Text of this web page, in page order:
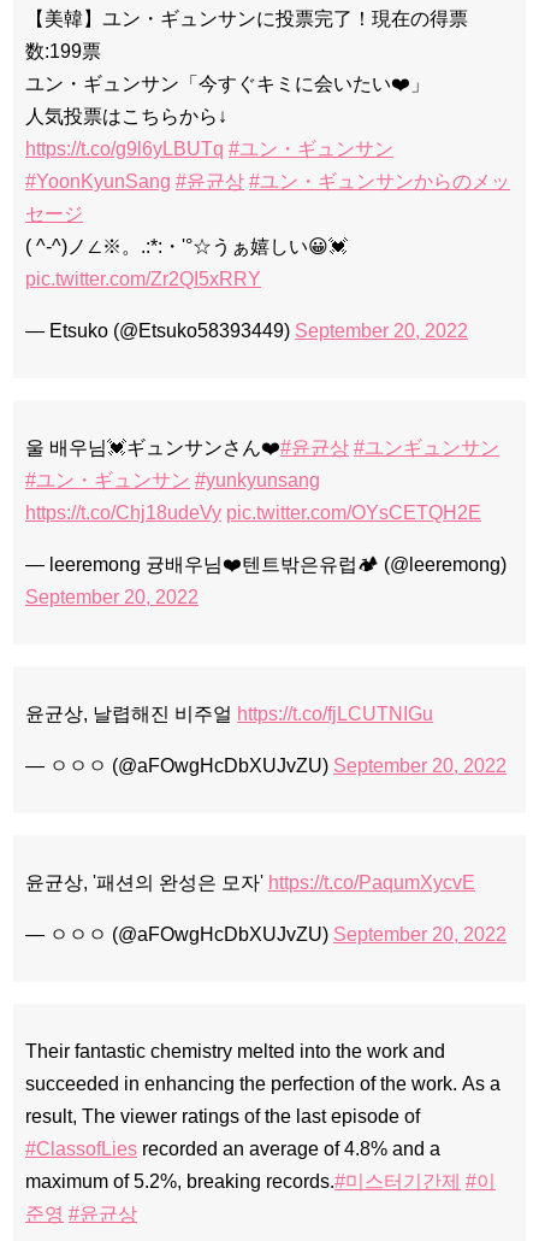
【美韓】ユン・ギュンサンに投票完了！現在の得票
数:199票
ユン・ギュンサン「今すぐキミに会いたい❤️」
人気投票はこちらから↓
https://t.co/g9l6yLBUTq #ユン・ギュンサン
#YoonKyunSang #윤균상 #ユン・ギュンサンからのメッ
セージ
( ^-^)ノ∠※。.:*:・'°☆うぁ嬉しい😀💓
pic.twitter.com/Zr2QI5xRRY
— Etsuko (@Etsuko58393449) September 20, 2022
울 배우님💓ギュンサンさん❤️#윤균상 #ユンギュンサン
#ユン・ギュンサン #yunkyunsang
https://t.co/Chj18udeVy pic.twitter.com/OYsCETQH2E
— leeremong 귱배우님❤️텐트밖은유럽🏕 (@leeremong)
September 20, 2022
윤균상, 날렵해진 비주얼 https://t.co/fjLCUTNIGu
— ㅇㅇㅇ (@aFOwgHcDbXUJvZU) September 20, 2022
윤균상, '패션의 완성은 모자' https://t.co/PaqumXycvE
— ㅇㅇㅇ (@aFOwgHcDbXUJvZU) September 20, 2022
Their fantastic chemistry melted into the work and
succeeded in enhancing the perfection of the work. As a
result, The viewer ratings of the last episode of
#ClassofLies recorded an average of 4.8% and a
maximum of 5.2%, breaking records.#미스터기간제 #이
준영 #윤균상